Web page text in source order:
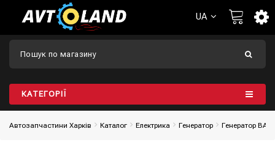
UA
КАТЕГОРІЇ
Автозапчастини Харків Каталог Електрика Генератор Генератор